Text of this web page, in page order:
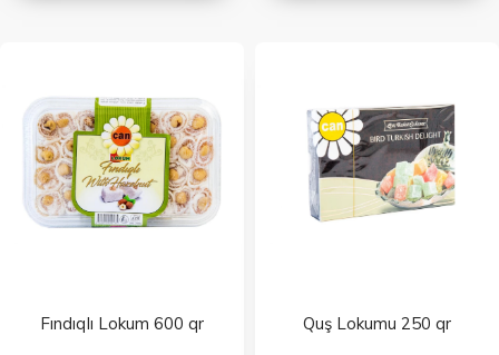
Fındıqlı Lokum 600 qr Quş Lokumu 250 qr